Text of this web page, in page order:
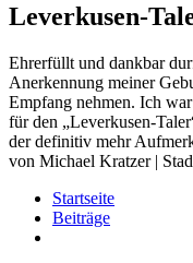
Leverkusen-
Ehrerfüllt und dankbar
Anerkennung meiner
Empfang nehmen. Ich
für den „Leverkusen-
der definitiv mehr
von Michael Kratzer |
Startseite
Beiträge